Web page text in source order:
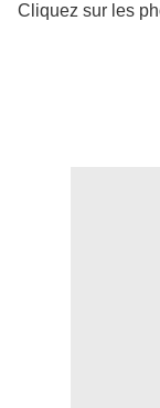
Cliquez sur les